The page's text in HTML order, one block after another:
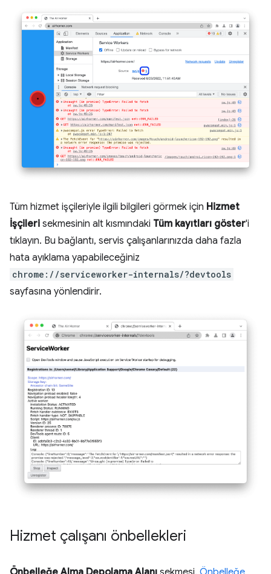
Tüm hizmet işçileriyle ilgili bilgileri görmek için Hizmet
İşçileri sekmesinin alt kısmındaki Tüm kayıtları göster'i
tıklayın. Bu bağlantı, servis çalışanlarınızda daha fazla
hata ayıklama yapabileceğiniz
chrome://serviceworker-internals/?devtools
sayfasına yönlendirir.
Hizmet çalışanı önbellekleri